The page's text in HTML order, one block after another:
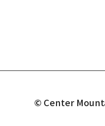
© Center